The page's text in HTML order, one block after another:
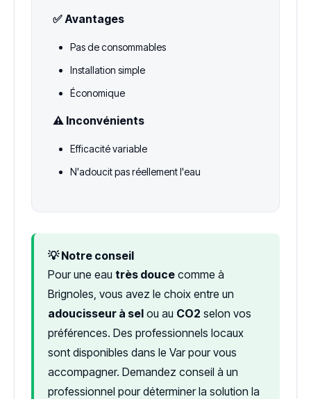
✅ Avantages
Pas de consommables
Installation simple
Économique
⚠️ Inconvénients
Efficacité variable
N'adoucit pas réellement l'eau
💡 Notre conseil
Pour une eau très douce comme à
Brignoles, vous avez le choix entre un
adoucisseur à sel ou au CO2 selon vos
préférences. Des professionnels locaux
sont disponibles dans le Var pour vous
accompagner. Demandez conseil à un
professionnel pour déterminer la solution la